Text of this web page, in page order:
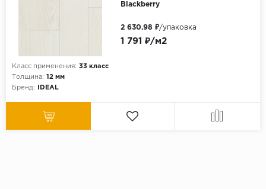
Blackberry
Класс применения: 33 класс
Толщина: 12 мм
Бренд:
IDEAL
1 791 ₽/м2
2 630.98 ₽/упаковка